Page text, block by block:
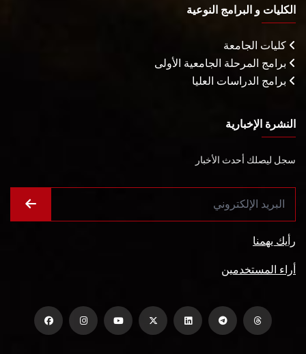
الكليات و البرامج النوعية
كليات الجامعة
برامج المرحلة الجامعية الأولى
برامج الدراسات العليا
النشرة الإخبارية
سجل ليصلك أحدث الأخبار
رأيك يهمنا
أراء المستخدمين